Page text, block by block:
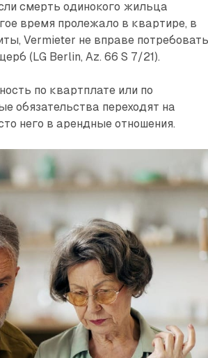
смерть одинокого жильца
время пролежало в квартире, в
Vermieter не вправе
(LG Berlin, Az. 66 S 7/21).
по квартплате или по
обязательства переходят на
него в арендные отношения.